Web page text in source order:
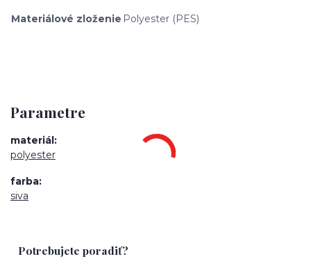
Materiálové zloženie Polyester (PES)
Parametre
materiál
polyester
farba
siva
Potrebujete poradiť?